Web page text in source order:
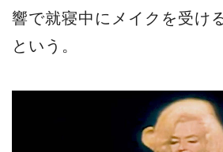
響で就寝中にメイクを受け
という。